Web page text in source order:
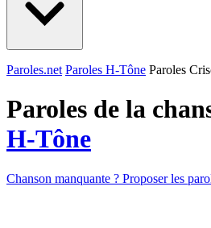
Paroles.net Paroles H-Tône Paroles
Paroles de la
H-Tône
Chanson manquante ? Proposer les